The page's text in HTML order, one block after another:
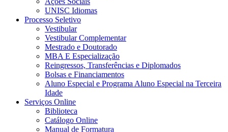
UNISC Idiomas
Processo Seletivo
Vestibular
Vestibular Complementar
Mestrado e Doutorado
MBA E Especialização
Reingressos, Transferências e Diplomados
Bolsas e Financiamentos
Aluno Especial e Programa Aluno Especial na Terceira
Idade
Serviços Online
Biblioteca
Catálogo Online
Manual de Formatura